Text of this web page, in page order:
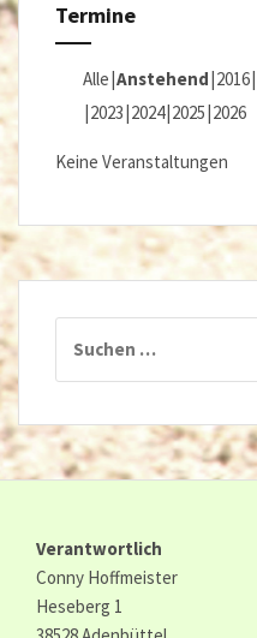
Termine
Alle Anstehend 2016
2023 2024 2025 2026
Keine Veranstaltungen
nach:
Verantwortlich
Conny Hoffmeister
Heseberg 1